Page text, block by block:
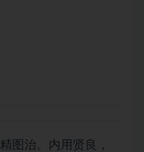
图治。内用贤良，